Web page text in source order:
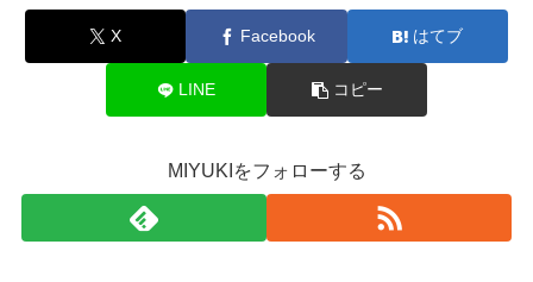
X Facebook はてブ
LINE コピー
MIYUKIをフォローする